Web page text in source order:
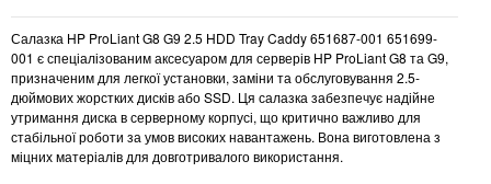
Салазка HP ProLiant G8 G9 2.5 HDD Tray Caddy 651687-001 651699-
001 є спеціалізованим аксесуаром для серверів HP ProLiant G8 та G9,
призначеним для легкої установки, заміни та обслуговування 2.5-
дюймових жорстких дисків або SSD. Ця салазка забезпечує надійне
утримання диска в серверному корпусі, що критично важливо для
стабільної роботи за умов високих навантажень. Вона виготовлена з
міцних матеріалів для довготривалого використання.